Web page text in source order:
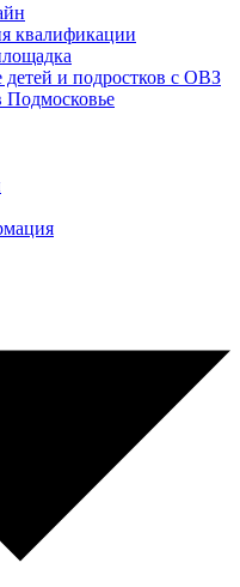
квалификации
детей и подростков с ОВЗ
Подмосковье